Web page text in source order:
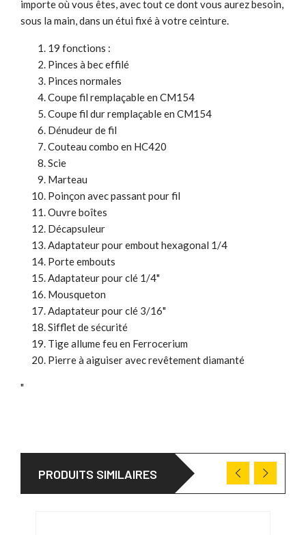
importe où vous êtes, avec tout ce dont vous aurez besoin,
sous la main, dans un étui fixé à votre ceinture.
19 fonctions :
Pinces à bec effilé
Pinces normales
Coupe fil remplaçable en CM154
Coupe fil dur remplaçable en CM154
Dénudeur de fil
Couteau combo en HC420
Scie
Marteau
Poinçon avec passant pour fil
Ouvre boîtes
Décapsuleur
Adaptateur pour embout hexagonal 1/4
Porte embouts
Adaptateur pour clé 1/4"
Mousqueton
Adaptateur pour clé 3/16"
Sifflet de sécurité
Tige allume feu en Ferrocerium
Pierre à aiguiser avec revêtement diamanté
"
PRODUITS SIMILAIRES